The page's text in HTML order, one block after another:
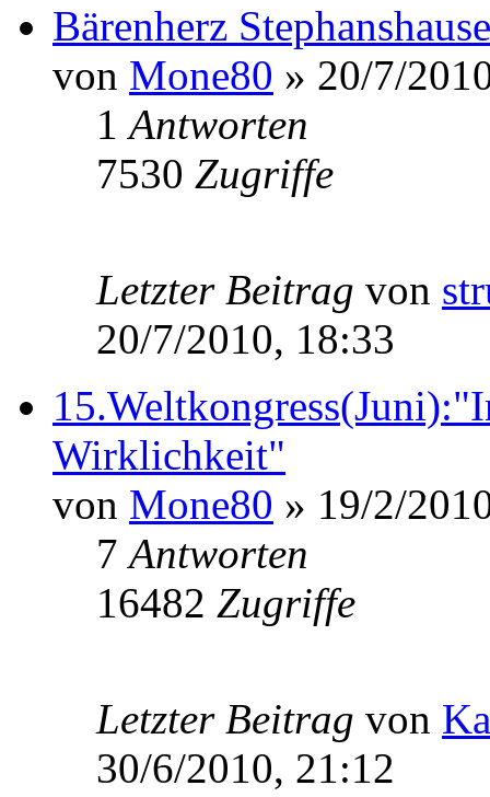
Bärenherz
von Mone80 » 20/7/
1Antworten
7530 Zugriffe
Letzter Beitrag von
20/7/2010, 18:33
Wirklichkeit"
von Mone80 » 19/2/
7Antworten
16482 Zugriffe
Letzter Beitrag von
30/6/2010, 21:12